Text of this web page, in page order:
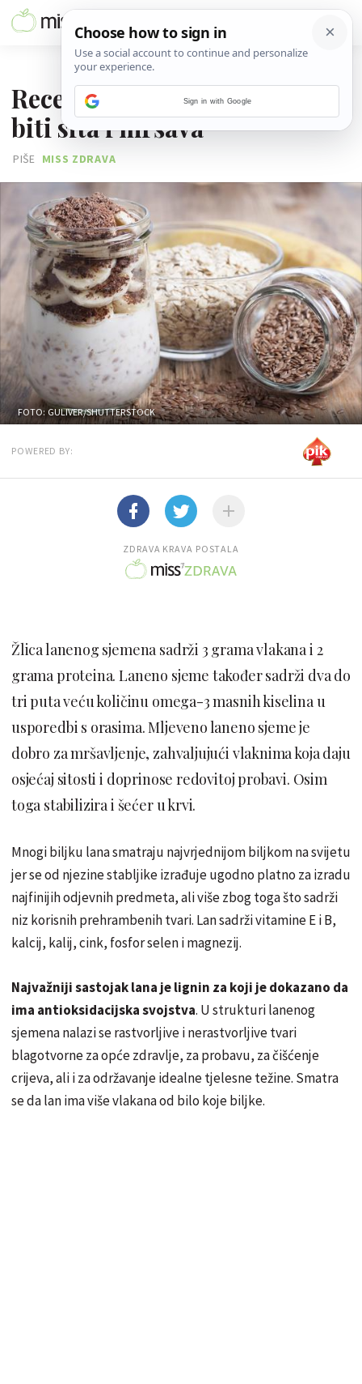
Recepti s lanom uz koje ćeš
biti sita i mršava
PIŠE MISS ZDRAVA
FOTO: GULIVER/SHUTTERSTOCK
POWERED BY:
ZDRAVA KRAVA POSTALA
Žlica lanenog sjemena sadrži 3 grama vlakana i 2
grama proteina. Laneno sjeme također sadrži dva do
tri puta veću količinu omega-3 masnih kiselina u
usporedbi s orasima. Mljeveno laneno sjeme je
dobro za mršavljenje, zahvaljujući vlaknima koja daju
osjećaj sitosti i doprinose redovitoj probavi. Osim
toga stabilizira i šećer u krvi.
Mnogi biljku lana smatraju najvrjednijom biljkom na svijetu
jer se od njezine stabljike izrađuje ugodno platno za izradu
najfinijih odjevnih predmeta, ali više zbog toga što sadrži
niz korisnih prehrambenih tvari. Lan sadrži vitamine E i B,
kalcij, kalij, cink, fosfor selen i magnezij.
Najvažniji sastojak lana je lignin za koji je dokazano da
ima antioksidacijska svojstva. U strukturi lanenog
sjemena nalazi se rastvorljive i nerastvorljive tvari
blagotvorne za opće zdravlje, za probavu, za čišćenje
crijeva, ali i za održavanje idealne tjelesne težine. Smatra
se da lan ima više vlakana od bilo koje biljke.
Sign in with Google